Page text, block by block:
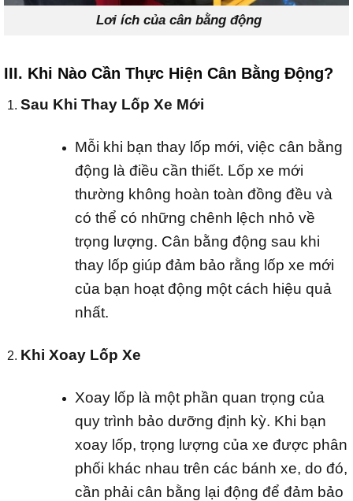
Lơi ích của cân bằng động
III. Khi Nào Cần Thực Hiện Cân Bằng Động?
Sau Khi Thay Lốp Xe Mới
Mỗi khi bạn thay lốp mới, việc cân bằng
động là điều cần thiết. Lốp xe mới
thường không hoàn toàn đồng đều và
có thể có những chênh lệch nhỏ về
trọng lượng. Cân bằng động sau khi
thay lốp giúp đảm bảo rằng lốp xe mới
của bạn hoạt động một cách hiệu quả
nhất.
Khi Xoay Lốp Xe
Xoay lốp là một phần quan trọng của
quy trình bảo dưỡng định kỳ. Khi bạn
xoay lốp, trọng lượng của xe được phân
phối khác nhau trên các bánh xe, do đó,
cần phải cân bằng lại động để đảm bảo